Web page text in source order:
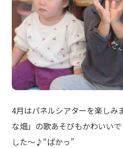
4月はパネルシアターを楽しみ
な畑」の歌あそびもかわいい
した～♪“ぱかっ”